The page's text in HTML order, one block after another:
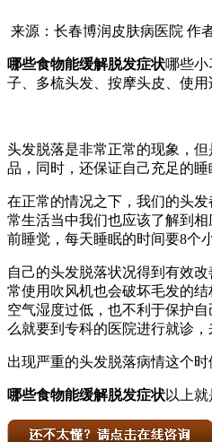
来源：长春博润皮肤病医院 作
哪些食物能缓解脱发症状哪些
子、多梳头发、按摩头皮、使
头发脱落是非常正常的现象，
品，同时，还保证自己充足的
在正常的情况之下，我们的头
常生活当中我们也应该了解到
前睡觉，每天睡眠的时间要8个
自己的头发脱落状况得到有效
常使用吹风机也会破坏毛发的
空气湿度过低，也不利于保护
么就要到专科的医院进行就诊，
出现严重的头发脱落病情这个
哪些食物能缓解脱发症状以上